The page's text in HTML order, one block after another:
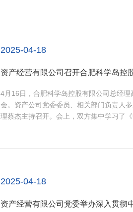
2025-04-18
资产经营有限公司召开合肥科学岛控
4月16日，合肥科学岛控股有限公司总经
会。资产公司党委委员、相关部门负责人
理蔡杰主持召开。会上，双方集中学习了
2025-04-18
资产经营有限公司党委举办深入贯彻